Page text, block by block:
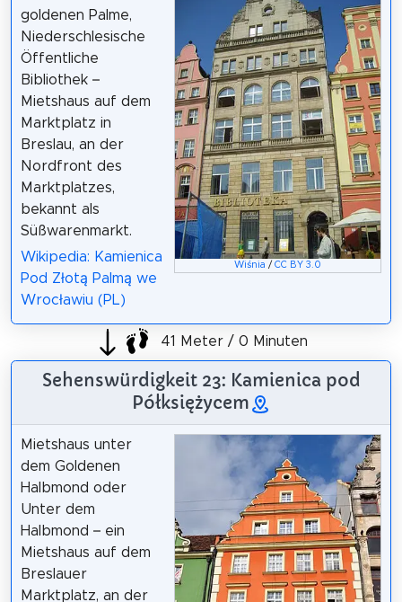
Wiśnia /CC BY 3.0
goldenen Palme,
Niederschlesische
Öffentliche
Bibliothek –
Mietshaus auf dem
Marktplatz in
Breslau, an der
Nordfront des
Marktplatzes,
bekannt als
Süßwarenmarkt.
Wikipedia: Kamienica
Pod Złotą Palmą we
Wrocławiu (PL)
41 Meter / 0 Minuten
Sehenswürdigkeit 23: Kamienica pod
Półksiężycem
Mietshaus unter
dem Goldenen
Halbmond oder
Unter dem
Halbmond – ein
Mietshaus auf dem
Breslauer
Marktplatz, an der